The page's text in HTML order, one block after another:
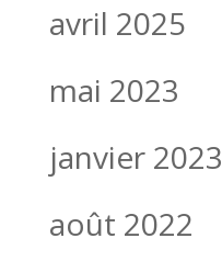
avril 2025
mai 2023
janvier 2023
août 2022